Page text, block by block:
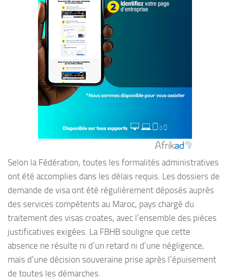
Selon la Fédération, toutes les formalités administratives
ont été accomplies dans les délais requis. Les dossiers de
demande de visa ont été régulièrement déposés auprès
des services compétents au Maroc, pays chargé du
traitement des visas croates, avec l’ensemble des pièces
justificatives exigées. La FBHB souligne que cette
absence ne résulte ni d’un retard ni d’une négligence,
mais d’une décision souveraine prise après l’épuisement
de toutes les démarches.